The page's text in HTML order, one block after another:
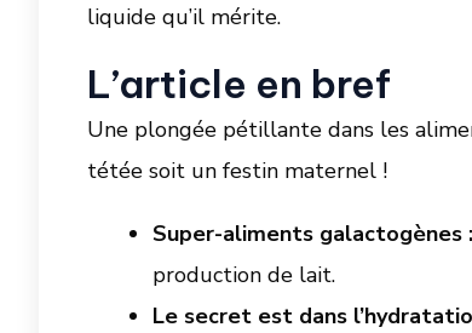
liquide qu’il mérite.
L’article en bref
Une plongée pétillante dans les
tétée soit un festin maternel !
Super-aliments galactogènes :
production de lait.
Le secret est dans